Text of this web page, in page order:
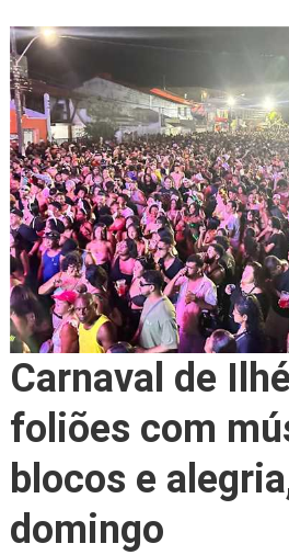
Carnaval de
foliões com
blocos e
domingo